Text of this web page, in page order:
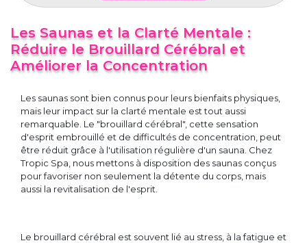
Les Saunas et la Clarté Mentale :
Réduire le Brouillard Cérébral et
Améliorer la Concentration
Les saunas sont bien connus pour leurs bienfaits physiques,
mais leur impact sur la clarté mentale est tout aussi
remarquable. Le "brouillard cérébral", cette sensation
d'esprit embrouillé et de difficultés de concentration, peut
être réduit grâce à l'utilisation régulière d'un sauna. Chez
Tropic Spa, nous mettons à disposition des saunas conçus
pour favoriser non seulement la détente du corps, mais
aussi la revitalisation de l'esprit.
Le brouillard cérébral est souvent lié au stress, à la fatigue et